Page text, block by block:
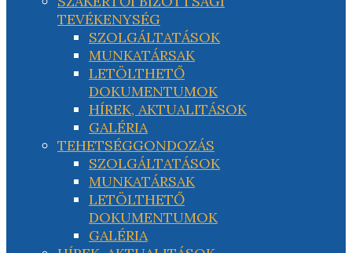
TEVÉKENYSÉG
SZOLGÁLTATÁSOK
MUNKATÁRSAK
LETÖLTHETŐ
DOKUMENTUMOK
HÍREK, AKTUALITÁSOK
GALÉRIA
TEHETSÉGGONDOZÁS
SZOLGÁLTATÁSOK
MUNKATÁRSAK
LETÖLTHETŐ
DOKUMENTUMOK
GALÉRIA